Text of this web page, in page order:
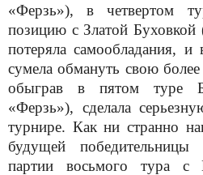
«Ферзь»), в четвертом
позицию с Златой
потеряла самообладания,
сумела обмануть свою
обыграв в пятом
«Ферзь»), сделала
турнире. Как ни странно
будущей
партии восьмого тура